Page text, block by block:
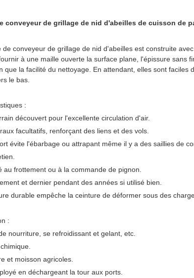
conveyeur de grillage de nid d'abeilles de cuisson de
de conveyeur de grillage de nid d'abeilles est construite
à une maille ouverte la surface plane, l'épissure sans
que la facilité du nettoyage. En attendant, elles sont
le bas.
:
découvert pour l'excellente circulation d'air.
facultatifs, renforçant des liens et des vols.
évite l'ébarbage ou attrapant même il y a des saillies de
au frottement ou à la commande de pignon.
et dernier pendant des années si utilisé bien.
durable empêche la ceinture de déformer sous des
:
nourriture, se refroidissant et gelant, etc.
et moisson agricoles.
en déchargeant la tour aux ports.